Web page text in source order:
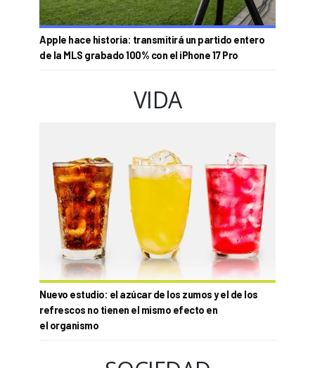
Apple hace historia: transmitirá un partido entero
de la MLS grabado 100% con el iPhone 17 Pro
VIDA
Nuevo estudio: el azúcar de los zumos y el de los
refrescos no tienen el mismo efecto en
el organismo